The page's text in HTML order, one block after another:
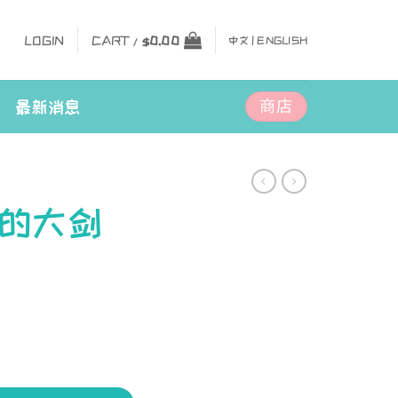
LOGIN CART / $0.00 中文 | ENGLISH
最新消息 商店
大剑